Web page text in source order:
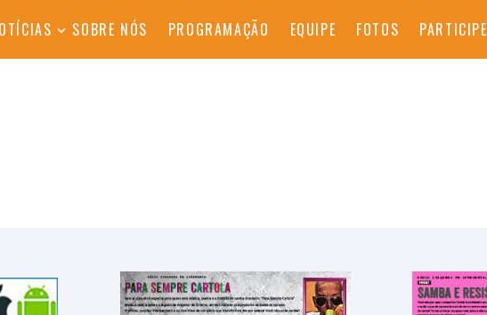
SOBRE NÓS PROGRAMAÇÃO EQUIPE FOTOS PARTICIPE